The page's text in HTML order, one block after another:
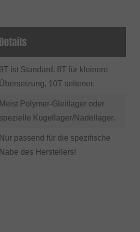
Details
9T ist Standard. 8T für kleinere
Übersetzung, 10T seltener.
Meist Polymer-Gleitlager oder
spezielle Kugellager/Nadellager.
Nur passend für die spezifische
Nabe des Herstellers!